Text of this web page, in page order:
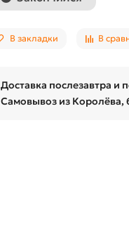
В закладки В
Доставка послезавтра и
Самовывоз из Королёва,